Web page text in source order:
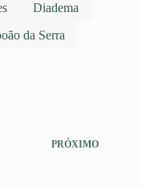
Diadema
da Serra
PRÓXIMO